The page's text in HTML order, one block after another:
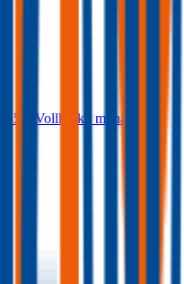
€ 50
Vollkasko monatlich